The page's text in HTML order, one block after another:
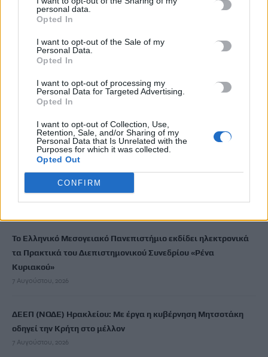
personal data.
Opted In
I want to opt-out of the Sale of my
Personal Data.
Opted In
I want to opt-out of processing my
Personal Data for Targeted Advertising.
Opted In
I want to opt-out of Collection, Use,
Retention, Sale, and/or Sharing of my
Personal Data that Is Unrelated with the
Purposes for which it was collected.
Opted Out
CONFIRM
Κινηματογράφου Χανίων
7 Αυγούστου, 2026
Ισπανία: Απολιθώματα αποκαλύπτουν ότι οι πρώτοι
Ευρωπαίοι ίσως ασκούσαν κανιβαλισμό
7 Αυγούστου, 2026
ανατινάξω τον Μέσι με τέσσερις βόμβες»
7 Αυγούστου, 2026
ΗΠΑ: Δασκάλα χορού κατηγορείται για σεξουαλική
κακοποίηση δύο ανήλικων μαθητών της
7 Αυγούστου, 2026
Το Ελληνικό Μεσογειακό Πανεπιστήμιο εκδίδει ηλεκτρονικά
τα Πρακτικά του Διεπιστημονικού Συνεδρίου «Ρένα
Κυριακού»
7 Αυγούστου, 2026
ΔΕΕΠ (ΝΟΔΕ) Ηρακλείου: Με έργα η κυβέρνηση Μητσοτάκη
οδηγεί την Κρήτη στο μέλλον
7 Αυγούστου, 2026